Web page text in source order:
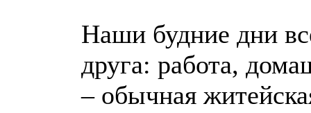
Наши будние дни
друга: работа,
– обычная